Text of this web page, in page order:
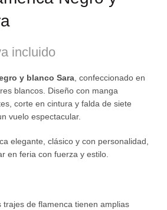
incluido
y blanco Sara, confeccionado en
blancos. Diseño con manga
corte en cintura y falda de siete
vuelo espectacular.
elegante, clásico y con personalidad,
en feria con fuerza y estilo.
trajes de flamenca tienen amplias